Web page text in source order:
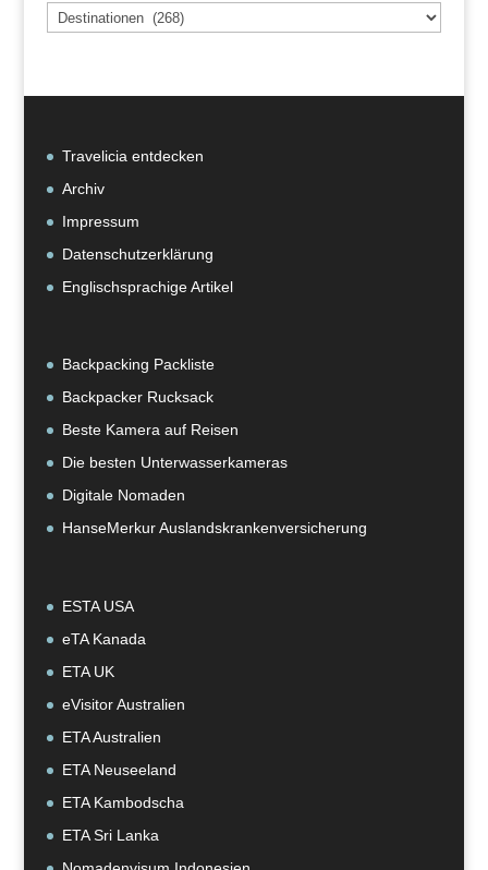
Beiträge
nach
Travelicia entdecken
Archiv
Impressum
Datenschutzerklärung
Englischsprachige Artikel
Backpacking Packliste
Backpacker Rucksack
Beste Kamera auf Reisen
Die besten Unterwasserkameras
Digitale Nomaden
HanseMerkur Auslandskrankenversicherung
ESTA USA
eTA Kanada
ETA UK
eVisitor Australien
ETA Australien
ETA Neuseeland
ETA Kambodscha
ETA Sri Lanka